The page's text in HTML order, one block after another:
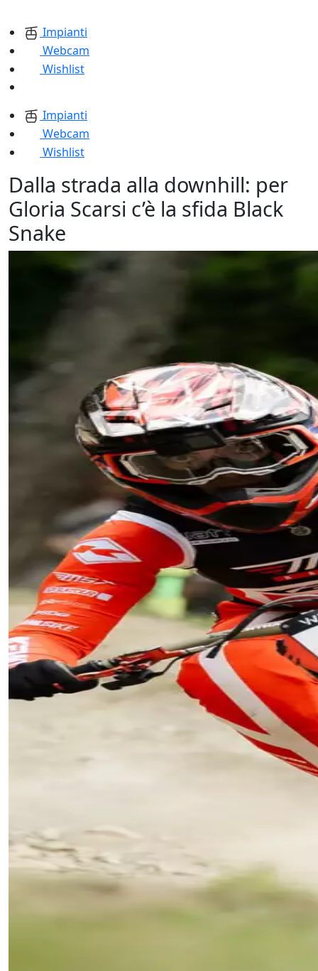
Impianti
Webcam
Wishlist
Impianti
Webcam
Wishlist
Dalla strada alla downhill: per
Gloria Scarsi c’è la sfida Black
Snake